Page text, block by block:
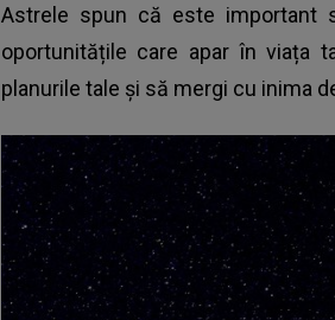
Astrele spun că este important
oportunitățile care apar în viața
planurile tale și să mergi cu inima